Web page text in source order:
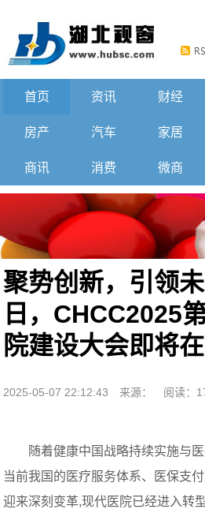
首页 资讯 财经
房产 汽车 家居
商讯 消费 微商
聚势创新，引领
日，CHCC2025
院建设大会即将
2025-05-07 22:12:43 来源： 阅读：
随着健康中国战略持续实施与
当前我国的医疗服务体系、医保支
迎来深刻变革,现代医院已经进入转